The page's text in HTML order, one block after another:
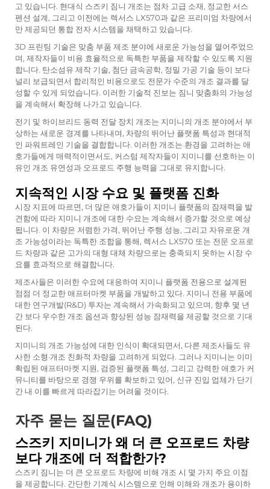
고 있습니다. 현대식 스즈키 짐니 개조는 점차 고급 소재, 정교한 서스
펜션 설계, 그리고 이전에는 렉서스 LX570과 같은 프리미엄 차량에서
만 제공되던 통합 전자 시스템을 채택하고 있습니다.
3D 프린팅 기술은 맞춤 부품 제조 분야에 새로운 가능성을 열어주었으
며, 제작자들이 비용 효율적으로 독특한 부품을 제작할 수 있도록 지원
합니다. 탄소섬유 제작 기술, 첨단 금속공학, 정밀 가공 기술 등이 보다
널리 보급되면서 합리적인 비용으로도 전문가 수준의 개조 결과를 달
성할 수 있게 되었습니다. 이러한 기술적 진보는 짐니 맞춤화의 가능성
을 계속해서 확장해 나가고 있습니다.
전기 및 하이브리드 동력 전달 장치 개조는 지미니의 개조 분야에서 부
상하는 새로운 경계를 나타내며, 차량의 뛰어난 플랫폼 특성과 현대적
인 파워트레인 기술을 결합합니다. 이러한 개조는 환경을 고려하는 애
호가들에게 매력적이면서도, 커스텀 제작자들이 지미니를 선호하는 이
유인 개조 유연성과 오프로드 주행 능력을 그대로 유지합니다.
지속적인 시장 수요 및 플랫폼 진화
시장 지표에 따르면, 더 많은 애호가들이 지미니 플랫폼의 잠재력을 발
견함에 따라 지미니 개조에 대한 수요는 계속해서 증가할 것으로 예상
됩니다. 이 차량은 저렴한 가격, 뛰어난 주행 성능, 그리고 자유로운 개
조 가능성이라는 독특한 조합을 통해, 렉서스 LX570 또는 전문 오프로
드 차량과 같은 고가의 대형 대체 차량으로는 충족되지 못하는 시장 수
요를 효과적으로 해결합니다.
제조사들은 이러한 수요에 대응하여 지미니 플랫폼 전용으로 설계된
점점 더 정교한 애프터마켓 부품을 개발하고 있다. 지미니 전용 부품에
대한 연구개발(R&D) 투자는 계속해서 가속화되고 있으며, 향후 몇 년
간 보다 우수한 개조 옵션과 향상된 성능 잠재력을 제공할 것으로 기대
된다.
지미니의 개조 가능성에 대한 인식이 확대되면서, 다른 제조사들도 유
사한 소형·개조 친화적 차량을 고려하게 되었다. 그러나 지미니는 이미
확립된 애프터마켓 지원, 검증된 플랫폼 특성, 그리고 강력한 애호가 커
뮤니티를 바탕으로 경쟁 우위를 확보하고 있어, 신규 진입 업체가 단기
간 내 이를 빠르게 따라잡기는 어려울 것이다.
자주 묻는 질문(FAQ)
스즈키 지미니가 왜 더 큰 오프로드 차량
보다 개조에 더 적합한가?
스즈키 짐니는 더 큰 오프로드 차량에 비해 개조 시 몇 가지 주요 이점
을 제공합니다. 간단한 기계식 시스템으로 인해 이해와 개조가 용이하